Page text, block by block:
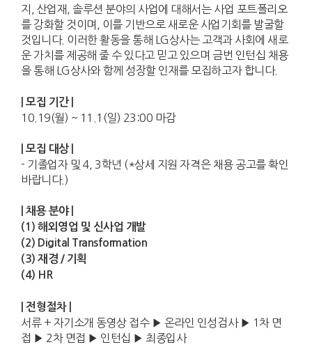
지
산업재
솔루션 분야의 사업에 대해서는 사업 포트폴리오
를 강화할 것이며
이를 기반으로 새로운 사업기회를 발굴할
것입니다. 이러한 활동을 통해 LG상사는 고객과 사회에 새로
운 가치를 제공해 줄 수 있다고 믿고 있으며 금번 인턴십 채용
을 통해
LG상사와 함께 성장할 인재를 모집하고자 합니다.
| 모집 기간 |
10.19(월) ~ 11.1(일) 23:00 마감
| 모집 대상 |
- 기졸업자 및 4, 3학년 (*상세 지원 자격은 채용 공고를 확인
바랍니다.)
| 채용 분야 |
(1) 해외영업 및 신사업 개발
(2) Digital Transformation
(3) 재경 / 기획
(4) HR
| 전형절차 |
서류 + 자기소개 동영상 접수 ▶ 온라인 인성검사 ▶ 1차 면
접 ▶ 2차 면접 ▶ 인턴십 ▶ 최종입사